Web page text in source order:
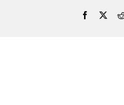
Facebook
X